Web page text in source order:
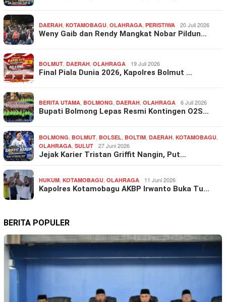
DAERAH KOTAMOBAGU OLAHRAGA PERISTIWA 20 Juli 2026
Weny Gaib dan Rendy Mangkat Nobar Pildun…
BOLMUT DAERAH OLAHRAGA 19 Juli 2026
Final Piala Dunia 2026, Kapolres Bolmut …
BERITA UTAMA BOLMONG DAERAH OLAHRAGA 6 Juli 2026
Bupati Bolmong Lepas Resmi Kontingen O2S…
BOLMONG BOLMUT BOLSEL BOLTIM DAERAH KOTAMOBAGU
OLAHRAGA SULUT 27 Juni 2026
Jejak Karier Tristan Griffit Nangin, Put…
HUKUM KOTAMOBAGU OLAHRAGA 11 Juni 2026
Kapolres Kotamobagu AKBP Irwanto Buka Tu…
BERITA POPULER